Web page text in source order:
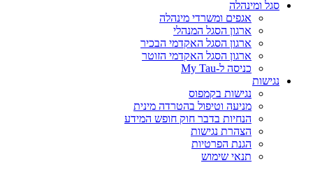
סגל ומינהלה
אגפים ומשרדי מינהלה
ארגון הסגל המנהלי
ארגון הסגל האקדמי הבכיר
ארגון הסגל האקדמי הזוטר
כניסה ל-My Tau
נגישות
נגישות בקמפוס
מניעה וטיפול בהטרדה מינית
הנחיות בדבר חוק חופש המידע
הצהרת נגישות
הגנת הפרטיות
תנאי שימוש